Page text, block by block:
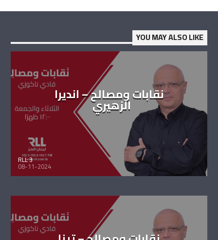
YOU MAY ALSO LIKE
نقابات ومصالح – انديرا
الزهيري
RLL 3
08-11-2024